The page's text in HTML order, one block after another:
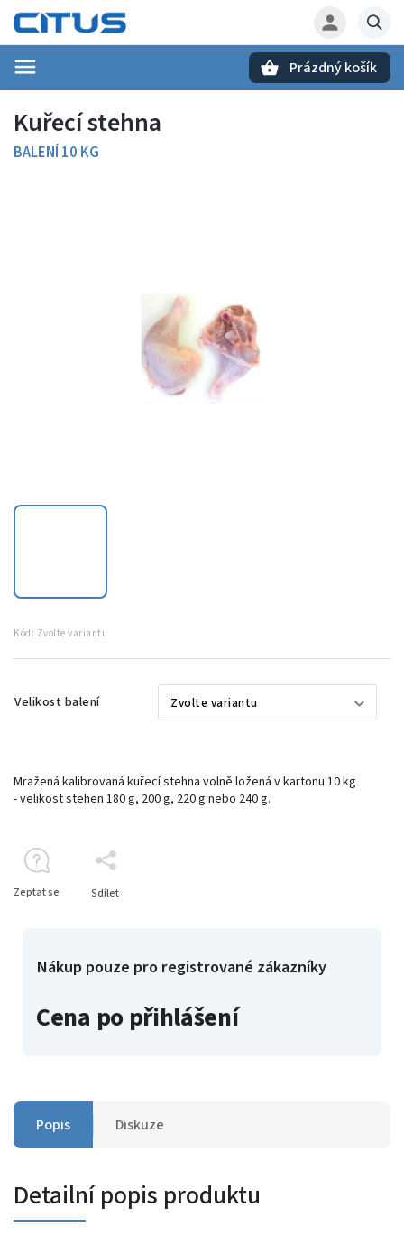
Prázdný košík
Kuřecí stehna
BALENÍ 10 KG
Kód: Zvolte variantu
Velikost balení
Cena po přihlášení
Nákup pouze pro registrované zákazníky
Mražená kalibrovaná kuřecí stehna volně ložená v kartonu 10 kg
- velikost stehen 180 g, 200 g, 220 g nebo 240 g.
Zeptat se Sdílet
Popis Diskuze
Detailní popis produktu